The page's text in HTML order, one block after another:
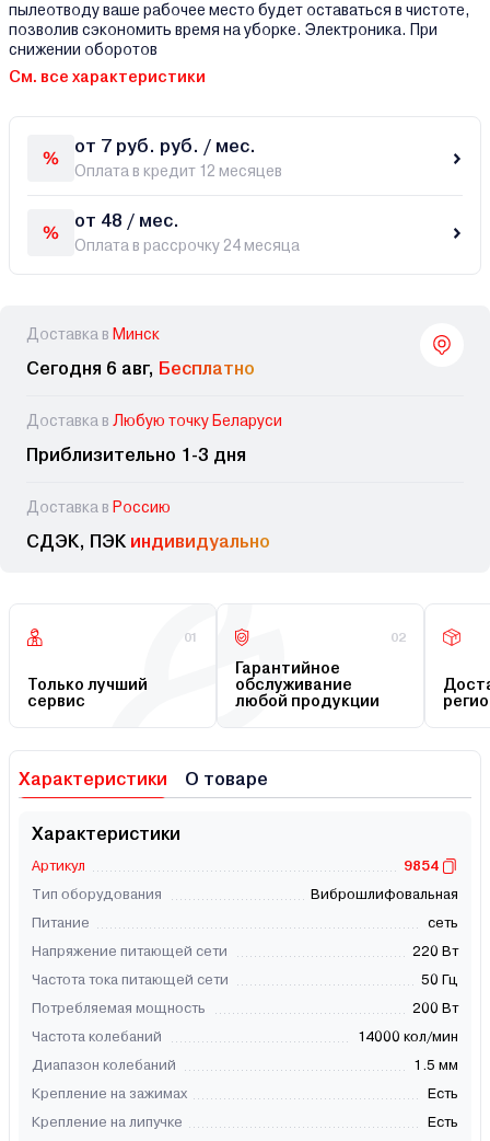
пылеотводу ваше рабочее место будет оставаться в чистоте,
позволив сэкономить время на уборке. Электроника. При
снижении оборотов
См. все характеристики
от 7 руб. руб. / мес.
Оплата в кредит 12 месяцев
от 48 / мес.
Оплата в рассрочку 24 месяца
Доставка в Минск
Сегодня 6 авг, Бесплатно
Доставка в Любую точку Беларуси
Приблизительно 1-3 дня
Доставка в Россию
СДЭК, ПЭК индивидуально
01
Только лучший
сервис
02
Гарантийное
обслуживание
любой продукции
Характеристики О товаре
Характеристики
Артикул
9854
Тип оборудования
Виброшлифовальная
Питание
сеть
Напряжение питающей сети
220 Вт
Частота тока питающей сети
50 Гц
Потребляемая мощность
200 Вт
Частота колебаний
14000 кол/мин
Диапазон колебаний
1.5 мм
Крепление на зажимах
Есть
Крепление на липучке
Есть